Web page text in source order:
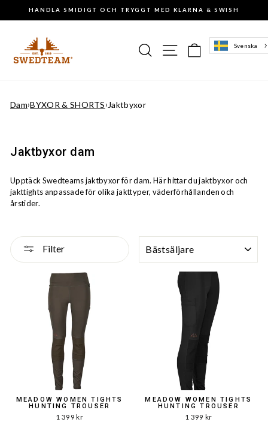
Pausa
HANDLA SMIDIGT OCH TRYGGT MED KLARNA & SWISH
Sök Sajtnavigering
Varukorg
Svenska
Dam›BYXOR & SHORTS›Jaktbyxor
Jaktbyxor dam
Upptäck Swedteams jaktbyxor för dam. Här hittar du jaktbyxor och
jakttights anpassade för olika jakttyper, väderförhållanden och
årstider.
Filter
MEADOW WOMEN TIGHTS
HUNTING TROUSER
1 399 kr
MEADOW WOMEN TIGHTS
HUNTING TROUSER
1 399 kr